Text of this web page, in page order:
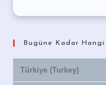
Bugüne Kadar
Türkiye (Turkey)